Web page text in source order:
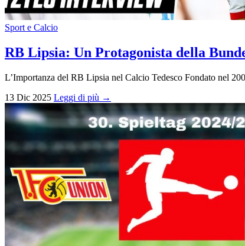
Sport e Calcio
RB Lipsia: Un Protagonista della
L’Importanza del RB Lipsia nel Calcio Tedesco Fondato nel
13 Dic 2025 Leggi di più →